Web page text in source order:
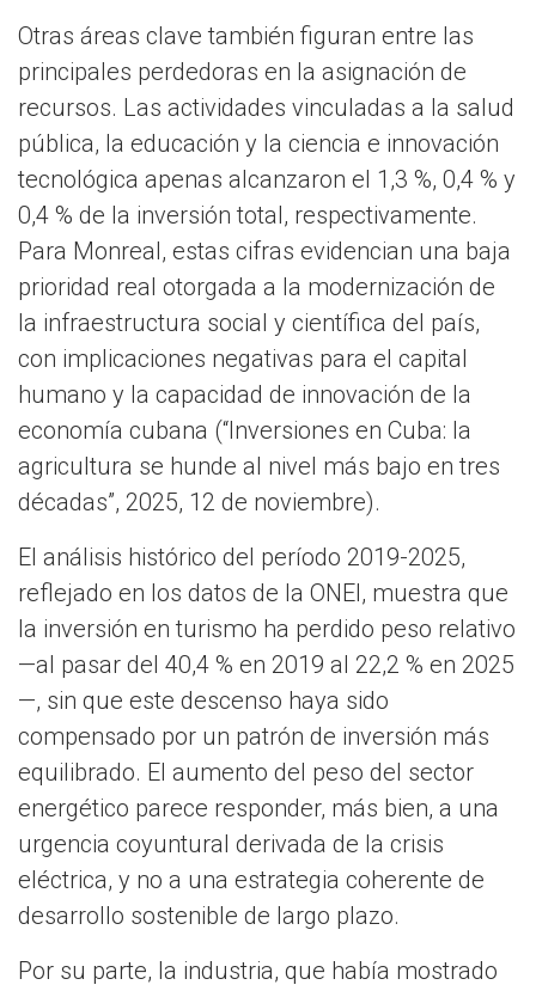
Otras áreas clave también figuran entre las
principales perdedoras en la asignación de
recursos. Las actividades vinculadas a la salud
pública, la educación y la ciencia e innovación
tecnológica apenas alcanzaron el 1,3 %, 0,4 % y
0,4 % de la inversión total, respectivamente.
Para Monreal, estas cifras evidencian una baja
prioridad real otorgada a la modernización de
la infraestructura social y científica del país,
con implicaciones negativas para el capital
humano y la capacidad de innovación de la
economía cubana (“Inversiones en Cuba: la
agricultura se hunde al nivel más bajo en tres
décadas”, 2025, 12 de noviembre).
El análisis histórico del período 2019-2025,
reflejado en los datos de la ONEI, muestra que
la inversión en turismo ha perdido peso relativo
—al pasar del 40,4 % en 2019 al 22,2 % en 2025
—, sin que este descenso haya sido
compensado por un patrón de inversión más
equilibrado. El aumento del peso del sector
energético parece responder, más bien, a una
urgencia coyuntural derivada de la crisis
eléctrica, y no a una estrategia coherente de
desarrollo sostenible de largo plazo.
Por su parte, la industria, que había mostrado